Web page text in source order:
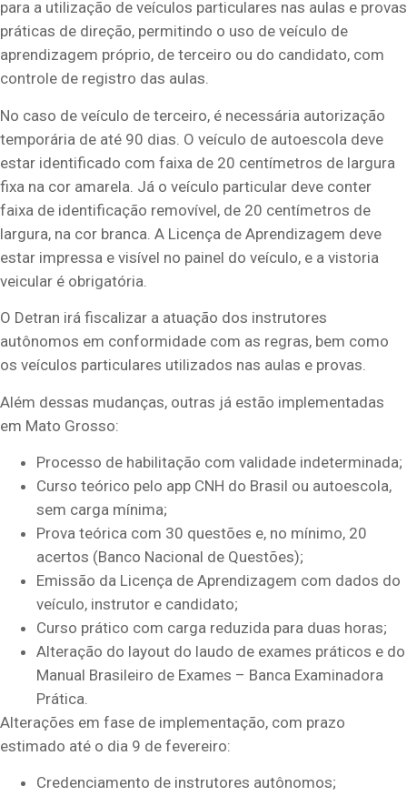
para a utilização de veículos particulares nas aulas e provas
práticas de direção, permitindo o uso de veículo de
aprendizagem próprio, de terceiro ou do candidato, com
controle de registro das aulas.
No caso de veículo de terceiro, é necessária autorização
temporária de até 90 dias. O veículo de autoescola deve
estar identificado com faixa de 20 centímetros de largura
fixa na cor amarela. Já o veículo particular deve conter
faixa de identificação removível, de 20 centímetros de
largura, na cor branca. A Licença de Aprendizagem deve
estar impressa e visível no painel do veículo, e a vistoria
veicular é obrigatória.
O Detran irá fiscalizar a atuação dos instrutores
autônomos em conformidade com as regras, bem como
os veículos particulares utilizados nas aulas e provas.
Além dessas mudanças, outras já estão implementadas
em Mato Grosso:
Processo de habilitação com validade indeterminada;
Curso teórico pelo app CNH do Brasil ou autoescola,
sem carga mínima;
Prova teórica com 30 questões e, no mínimo, 20
acertos (Banco Nacional de Questões);
Emissão da Licença de Aprendizagem com dados do
veículo, instrutor e candidato;
Curso prático com carga reduzida para duas horas;
Alteração do layout do laudo de exames práticos e do
Manual Brasileiro de Exames – Banca Examinadora
Prática.
Alterações em fase de implementação, com prazo
estimado até o dia 9 de fevereiro:
Credenciamento de instrutores autônomos;